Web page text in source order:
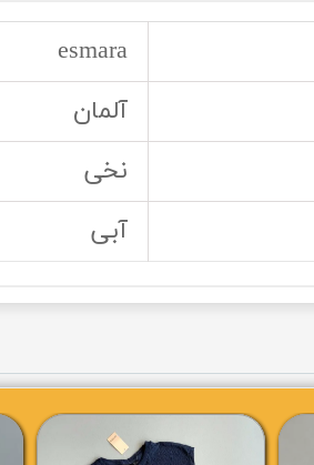
esmara
آلمان
نخی
آبی